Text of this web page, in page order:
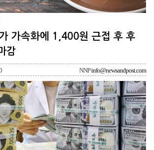
가속화에 1,400원 근접 후 후
감
NNPinfo@newsandpost.com